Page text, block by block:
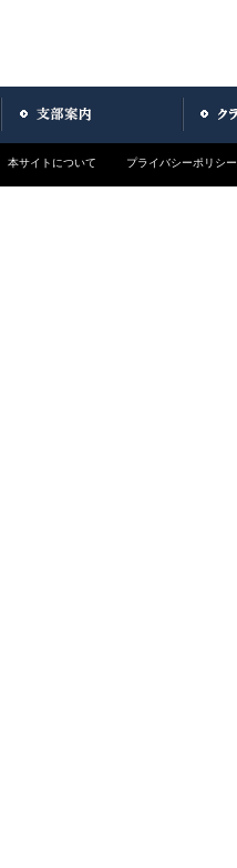
本サイトについて プライバシーポリシー